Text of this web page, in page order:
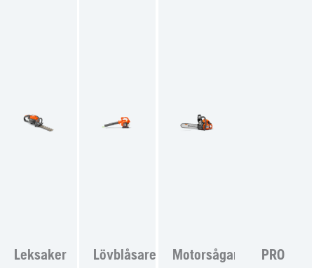
Leksaker Lövblåsare Motorsågar PRO